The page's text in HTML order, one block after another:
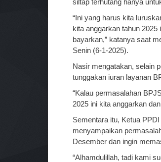
“Ini yang harus kita
kita anggarkan tahun
bayarkan,” katanya saat
Senin (6-1-2025).
Nasir mengatakan, selain
tunggakan iuran layanan
“Kalau permasalahan
2025 ini kita anggarkan
Sementara itu, Ketua
menyampaikan
Desember dan ingin
“Alhamdulillah, tadi kami